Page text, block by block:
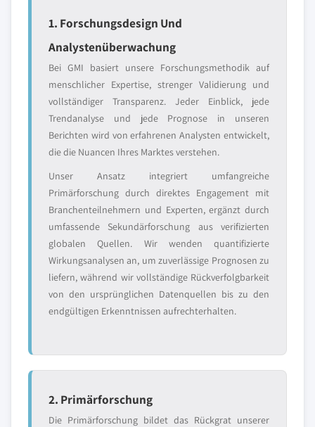
1. Forschungsdesign Und
Analystenüberwachung
Bei GMI basiert unsere Forschungsmethodik auf
menschlicher Expertise, strenger Validierung und
vollständiger Transparenz. Jeder Einblick, jede
Trendanalyse und jede Prognose in unseren
Berichten wird von erfahrenen Analysten entwickelt,
die die Nuancen Ihres Marktes verstehen.
Unser Ansatz integriert umfangreiche
Primärforschung durch direktes Engagement mit
Branchenteilnehmern und Experten, ergänzt durch
umfassende Sekundärforschung aus verifizierten
globalen Quellen. Wir wenden quantifizierte
Wirkungsanalysen an, um zuverlässige Prognosen zu
liefern, während wir vollständige Rückverfolgbarkeit
von den ursprünglichen Datenquellen bis zu den
endgültigen Erkenntnissen aufrechterhalten.
2. Primärforschung
Die Primärforschung bildet das Rückgrat unserer